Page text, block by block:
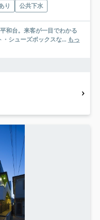
り 公共下水
和台。来客が一目でわかる
シューズボックスな... もっ